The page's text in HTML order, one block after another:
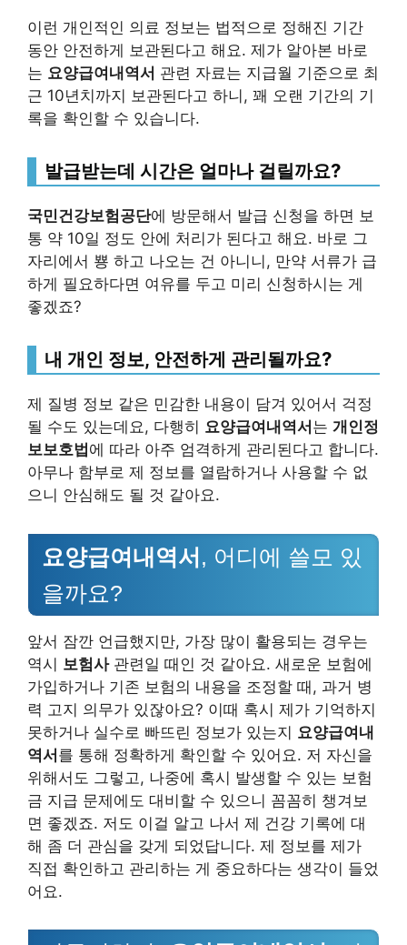
이런 개인적인 의료 정보는 법적으로 정해진 기간
동안 안전하게 보관된다고 해요. 제가 알아본 바로
는 요양급여내역서 관련 자료는 지급월 기준으로 최
근 10년치까지 보관된다고 하니, 꽤 오랜 기간의 기
록을 확인할 수 있습니다.
발급받는데 시간은 얼마나 걸릴까요?
국민건강보험공단에 방문해서 발급 신청을 하면 보
통 약 10일 정도 안에 처리가 된다고 해요. 바로 그
자리에서 뿅 하고 나오는 건 아니니, 만약 서류가 급
하게 필요하다면 여유를 두고 미리 신청하시는 게
좋겠죠?
내 개인 정보, 안전하게 관리될까요?
제 질병 정보 같은 민감한 내용이 담겨 있어서 걱정
될 수도 있는데요, 다행히 요양급여내역서는 개인정
보보호법에 따라 아주 엄격하게 관리된다고 합니다.
아무나 함부로 제 정보를 열람하거나 사용할 수 없
으니 안심해도 될 것 같아요.
요양급여내역서, 어디에 쓸모 있
을까요?
앞서 잠깐 언급했지만, 가장 많이 활용되는 경우는
역시 보험사관련일 때인 것 같아요. 새로운 보험에
가입하거나 기존 보험의 내용을 조정할 때, 과거 병
력 고지 의무가 있잖아요? 이때 혹시 제가 기억하지
못하거나 실수로 빠뜨린 정보가 있는지 요양급여내
역서를 통해 정확하게 확인할 수 있어요. 저 자신을
위해서도 그렇고, 나중에 혹시 발생할 수 있는 보험
금 지급 문제에도 대비할 수 있으니 꼼꼼히 챙겨보
면 좋겠죠. 저도 이걸 알고 나서 제 건강 기록에 대
해 좀 더 관심을 갖게 되었답니다. 제 정보를 제가
직접 확인하고 관리하는 게 중요하다는 생각이 들었
어요.